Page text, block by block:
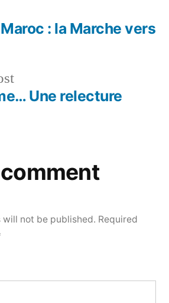
Previous
post:Une relecture
: la Marche vers
will not be published. Required